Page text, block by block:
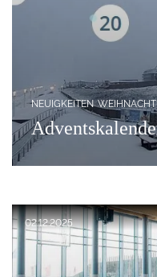
NEUIGKEITEN
Veröffentlicht am:
02.12.2025